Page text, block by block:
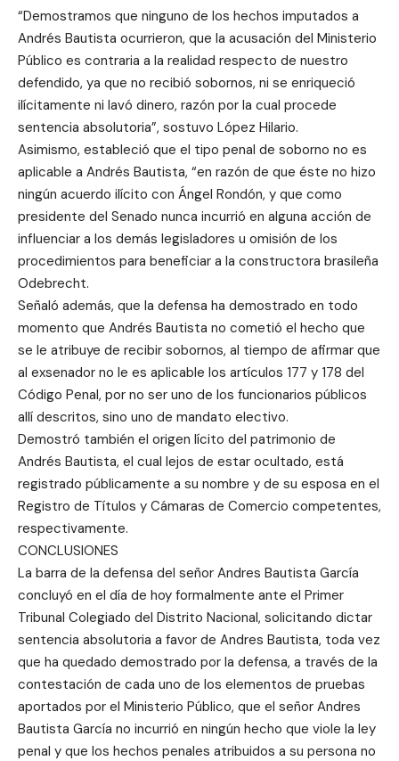
“Demostramos que ninguno de los hechos imputados a
Andrés Bautista ocurrieron, que la acusación del Ministerio
Público es contraria a la realidad respecto de nuestro
defendido, ya que no recibió sobornos, ni se enriqueció
ilícitamente ni lavó dinero, razón por la cual procede
sentencia absolutoria”, sostuvo López Hilario.
Asimismo, estableció que el tipo penal de soborno no es
aplicable a Andrés Bautista, “en razón de que éste no hizo
ningún acuerdo ilícito con Ángel Rondón, y que como
presidente del Senado nunca incurrió en alguna acción de
influenciar a los demás legisladores u omisión de los
procedimientos para beneficiar a la constructora brasileña
Odebrecht.
Señaló además, que la defensa ha demostrado en todo
momento que Andrés Bautista no cometió el hecho que
se le atribuye de recibir sobornos, al tiempo de afirmar que
al exsenador no le es aplicable los artículos 177 y 178 del
Código Penal, por no ser uno de los funcionarios públicos
allí descritos, sino uno de mandato electivo.
Demostró también el origen lícito del patrimonio de
Andrés Bautista, el cual lejos de estar ocultado, está
registrado públicamente a su nombre y de su esposa en el
Registro de Títulos y Cámaras de Comercio competentes,
respectivamente.
CONCLUSIONES
La barra de la defensa del señor Andres Bautista García
concluyó en el día de hoy formalmente ante el Primer
Tribunal Colegiado del Distrito Nacional, solicitando dictar
sentencia absolutoria a favor de Andres Bautista, toda vez
que ha quedado demostrado por la defensa, a través de la
contestación de cada uno de los elementos de pruebas
aportados por el Ministerio Público, que el señor Andres
Bautista García no incurrió en ningún hecho que viole la ley
penal y que los hechos penales atribuidos a su persona no